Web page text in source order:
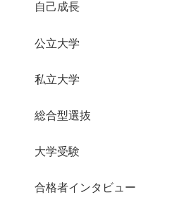
自己成長
公立大学
私立大学
総合型選抜
大学受験
合格者インタビュー